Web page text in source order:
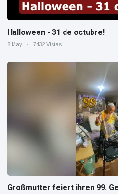
Halloween - 31 de octubre!
8 May 7432 Vistas
Großmutter feiert ihren 99.